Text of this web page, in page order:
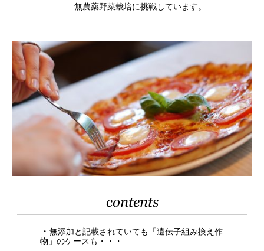
無農薬野菜栽培に挑戦しています。
contents
無添加と記載されていても「遺伝子組み換え作
物」のケースも・・・